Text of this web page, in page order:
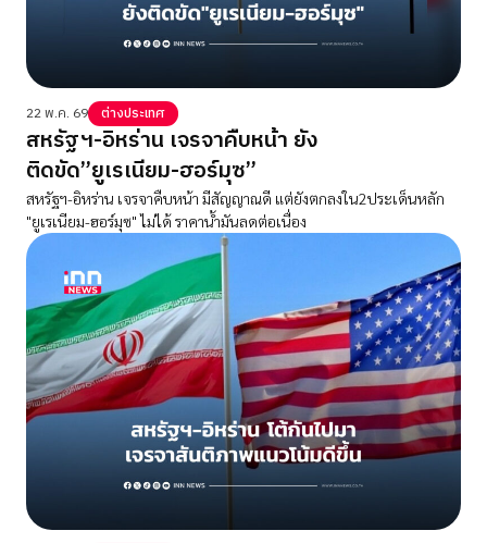
22 พ.ค. 69 ต่างประเทศ
สหรัฐฯ-อิหร่าน เจรจาคืบหน้า ยัง
ติดขัด”ยูเรเนียม-ฮอร์มุซ”
สหรัฐฯ-อิหร่าน เจรจาคืบหน้า มีสัญญาณดี แต่ยังตกลงใน2ประเด็นหลัก
"ยูเรเนียม-ฮอร์มุซ" ไม่ได้ ราคาน้ำมันลดต่อเนื่อง